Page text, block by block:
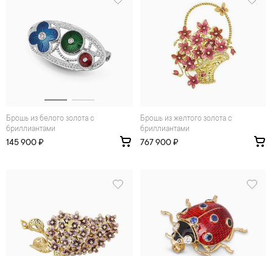
Брошь из белого золота с
бриллиантами
145 900 ₽
Брошь из желтого золота с
бриллиантами
767 900 ₽